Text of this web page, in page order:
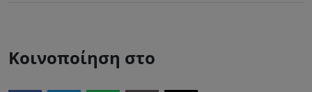
Κοινοποίηση στο